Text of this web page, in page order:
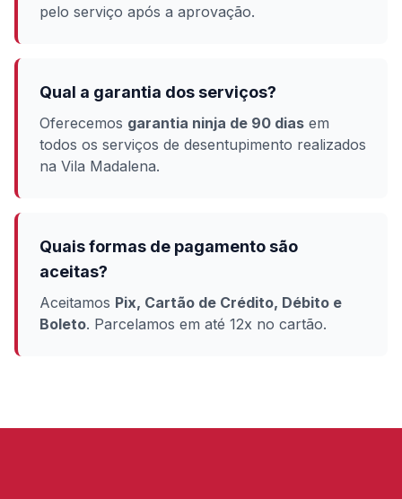
pelo serviço após a aprovação.
Qual a garantia dos serviços?
Oferecemos garantia ninja de 90 dias em
todos os serviços de desentupimento realizados
na Vila Madalena.
Quais formas de pagamento são
aceitas?
Aceitamos Pix, Cartão de Crédito, Débito e
Boleto. Parcelamos em até 12x no cartão.